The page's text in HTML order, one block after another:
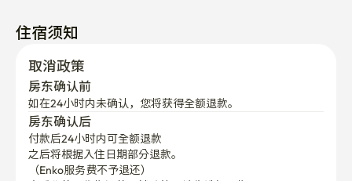
住宿须知
取消政策
房东确认前
如在24小时内未确认，您将获得全额退款。
房东确认后
付款后24小时内可全额退款
之后将根据入住日期部分退款。
（Enko服务费不予退还）